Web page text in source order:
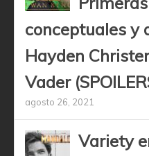
conceptuales y
Hayden
Vader
agosto 26, 2021
Variety